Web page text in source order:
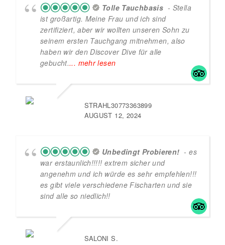
Tolle Tauchbasis - Stella
ist großartig. Meine Frau und ich sind
zertifiziert, aber wir wollten unseren Sohn zu
seinem ersten Tauchgang mitnehmen, also
haben wir den Discover Dive für alle
gebucht.... mehr lesen
STRAHL30773363899
AUGUST 12, 2024
Unbedingt Probieren! - es
war erstaunlich!!!!! extrem sicher und
angenehm und ich würde es sehr empfehlen!!!
es gibt viele verschiedene Fischarten und sie
sind alle so niedlich!!
SALONI S.